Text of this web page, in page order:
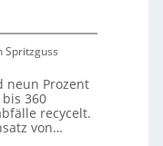
Spritzguss
neun Prozent
360
recycelt.
von…